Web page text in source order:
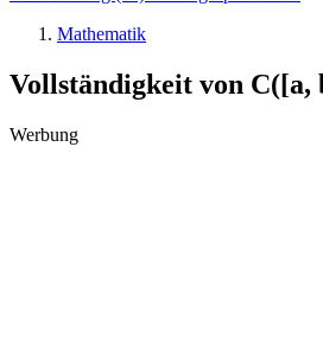
Mathematik
Vollständigkeit von C([a,
Werbung